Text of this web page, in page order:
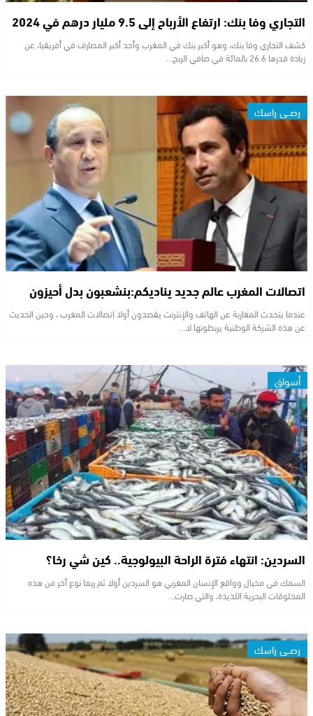
التجاري وفا بنك: ارتفاع الأرباح إلى 9.5 مليار درهم في 2024
كشف التجاري وفا بنك، وهو أكبر بنك في المغرب وأحد أكبر المصارف في أفريقيا، عن
زيادة قدرها 26.6 بالمائة في صافي الربح…
رصــي راسك
اتصالات المغرب عالم جديد يناديكم:بنشعبون بدل أحيزون
عندما يتحدث المغاربة عن الهاتف والإنترنت يقصدون أولا اتصالات المغرب ، وحين الحديث
عن هذه الشركة الوطنية يربطونها لا…
أسواق
السردين: انتهاء فترة الراحة البيولوجية.. كين شي رخا؟
السمك في مخيال وواقع الإنسان المغربي هو السردين أولا ثم ربما نوع آخر من هذه
المخلوقات البحرية اللذيذة، والتي صارت…
رصــي راسك